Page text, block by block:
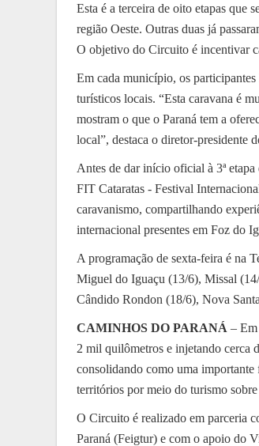
Esta é a terceira de oito etapas que
região Oeste. Outras duas já
O objetivo do Circuito é incentivar
Em cada município, os participantes
turísticos locais. “Esta caravana é
mostram o que o Paraná tem a
local”, destaca o diretor-presidente
Antes de dar início oficial à 3ª
FIT Cataratas - Festival
caravanismo, compartilhando
internacional presentes em Foz do
A programação de sexta-feira é na
Miguel do Iguaçu (13/6), Missal
Cândido Rondon (18/6), Nova
CAMINHOS DO PARANÁ –
2 mil quilômetros e injetando cerca
consolidando como uma importante
territórios por meio do turismo
O Circuito é realizado em parceria
Paraná (Feigtur) e com o apoio do